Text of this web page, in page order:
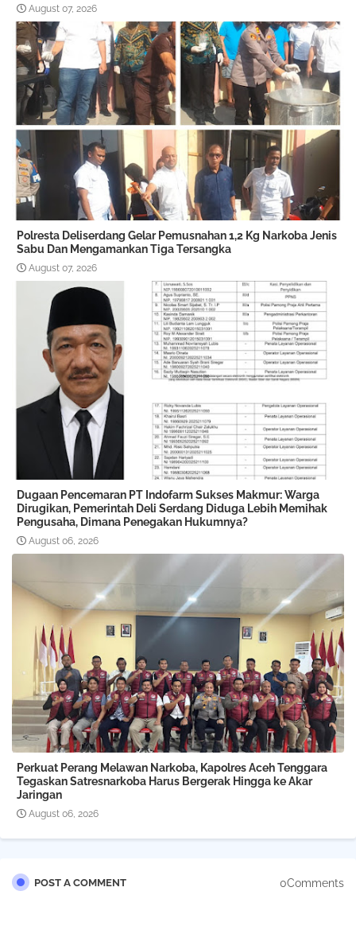
August 07, 2026
Polresta Deliserdang Gelar Pemusnahan 1,2 Kg Narkoba Jenis
Sabu Dan Mengamankan Tiga Tersangka
August 07, 2026
Dugaan Pencemaran PT Indofarm Sukses Makmur: Warga
Dirugikan, Pemerintah Deli Serdang Diduga Lebih Memihak
Pengusaha, Dimana Penegakan Hukumnya?
August 06, 2026
Perkuat Perang Melawan Narkoba, Kapolres Aceh Tenggara
Tegaskan Satresnarkoba Harus Bergerak Hingga ke Akar
Jaringan
August 06, 2026
POST A COMMENT 0Comments